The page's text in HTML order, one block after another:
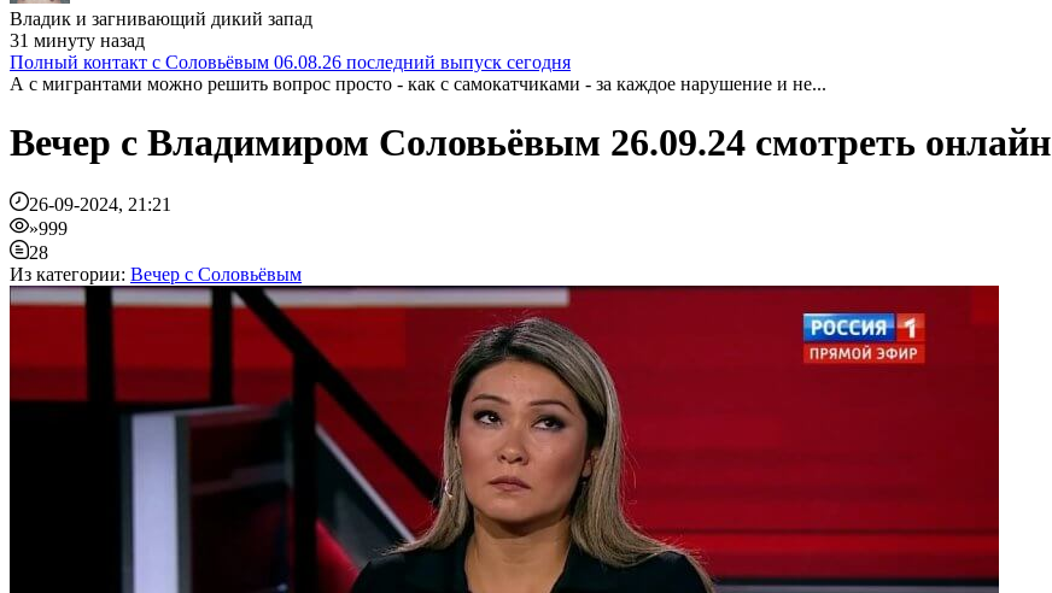
Владик и загнивающий дикий запад
31 минуту назад
Полный контакт с Соловьёвым 06.08.26 последний выпуск сегодня
А с мигрантами можно решить вопрос просто - как с самокатчиками - за каждое нарушение и не...
Вечер с Владимиром Соловьёвым 26.09.24 смотреть онлайн
26-09-2024, 21:21
»999
28
Из категории: Вечер с Соловьёвым